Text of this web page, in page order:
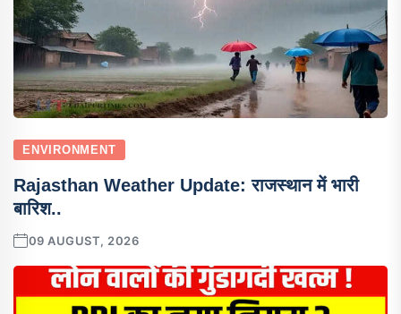
ENVIRONMENT
Rajasthan Weather Update: राजस्थान में भारी
बारिश..
09 AUGUST, 2026